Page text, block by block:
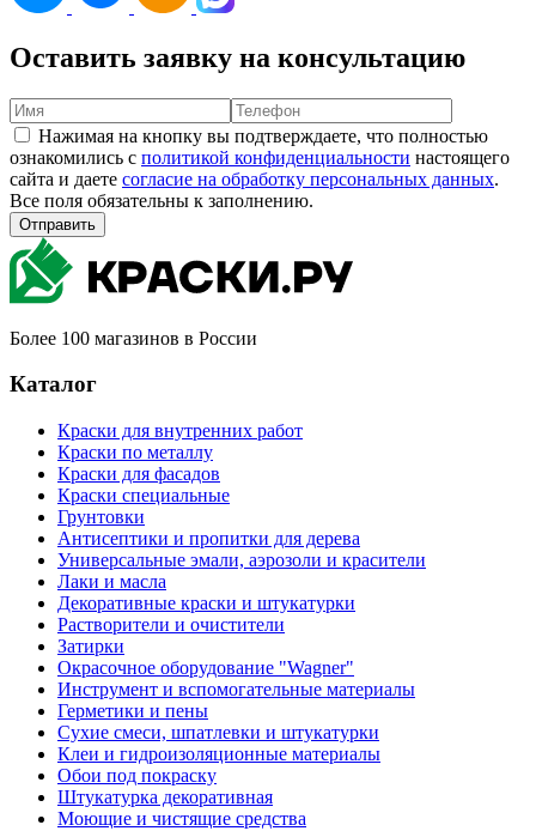
Оставить заявку на консультацию
Нажимая на кнопку вы подтверждаете, что полностью
ознакомились с политикой конфиденциальности настоящего
сайта и даете согласие на обработку персональных данных.
Все поля обязательны к заполнению.
Отправить
Более 100 магазинов в России
Каталог
Краски для внутренних работ
Краски по металлу
Краски для фасадов
Краски специальные
Грунтовки
Антисептики и пропитки для дерева
Универсальные эмали, аэрозоли и красители
Лаки и масла
Декоративные краски и штукатурки
Растворители и очистители
Затирки
Окрасочное оборудование "Wagner"
Инструмент и вспомогательные материалы
Герметики и пены
Сухие смеси, шпатлевки и штукатурки
Клеи и гидроизоляционные материалы
Обои под покраску
Штукатурка декоративная
Моющие и чистящие средства